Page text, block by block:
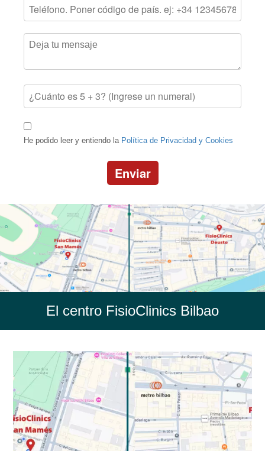
He podido leer y entiendo la Política de Privacidad y Cookies
Enviar
El centro FisioClinics Bilbao